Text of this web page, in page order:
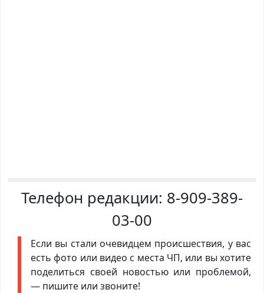
Телефон редакции: 8-909-389-
03-00
Если вы стали очевидцем происшествия, у вас
есть фото или видео с места ЧП, или вы хотите
поделиться своей новостью или проблемой,
— пишите или звоните!